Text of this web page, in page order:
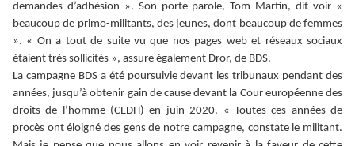
demandes d’adhésion ». Son porte-parole, Tom Martin, dit voir «
beaucoup de primo-militants, des jeunes, dont beaucoup de femmes
». « On a tout de suite vu que nos pages web et réseaux sociaux
étaient très sollicités », assure également Dror, de BDS.
La campagne BDS a été poursuivie devant les tribunaux pendant des
années, jusqu’à obtenir gain de cause devant la Cour européenne des
droits de l’homme (CEDH) en juin 2020. « Toutes ces années de
procès ont éloigné des gens de notre campagne, constate le militant.